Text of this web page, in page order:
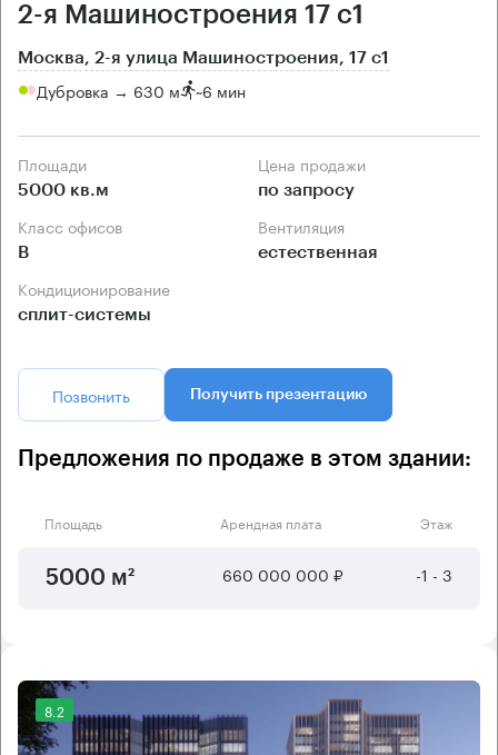
2-я Машиностроения 17 с1
Москва, 2-я улица Машиностроения, 17 с1
Дубровка → 630 м ~6 мин
Площади
5000 кв.м
Цена продажи
по запросу
Класс офисов
B
Вентиляция
естественная
Кондиционирование
сплит-системы
Позвонить Получить презентацию
Предложения по продаже в этом здании:
Площадь Арендная плата Этаж
5000 м² 660 000 000 ₽ -1 - 3
8.2